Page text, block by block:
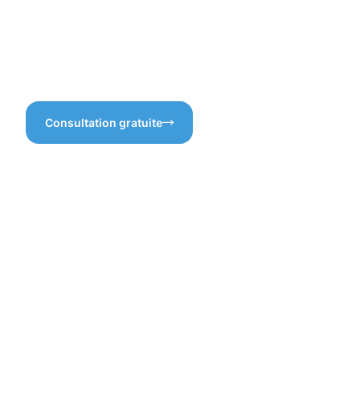
Consultation gratuite